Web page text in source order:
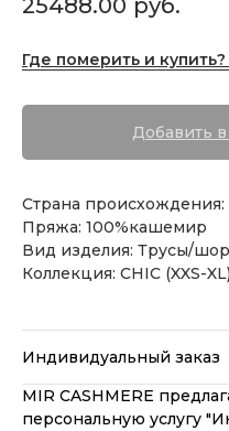
25488.00 руб.
Где померить и
Добавить
Страна происхождения:
Пряжа: 100%кашемир
Вид изделия: Трусы/
Коллекция: CHIC (XXS-XL)
Индивидуальный заказ
MIR CASHMERE
персональную услугу